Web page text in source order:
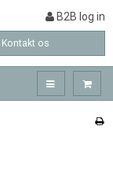
B2B log in
Kontakt os